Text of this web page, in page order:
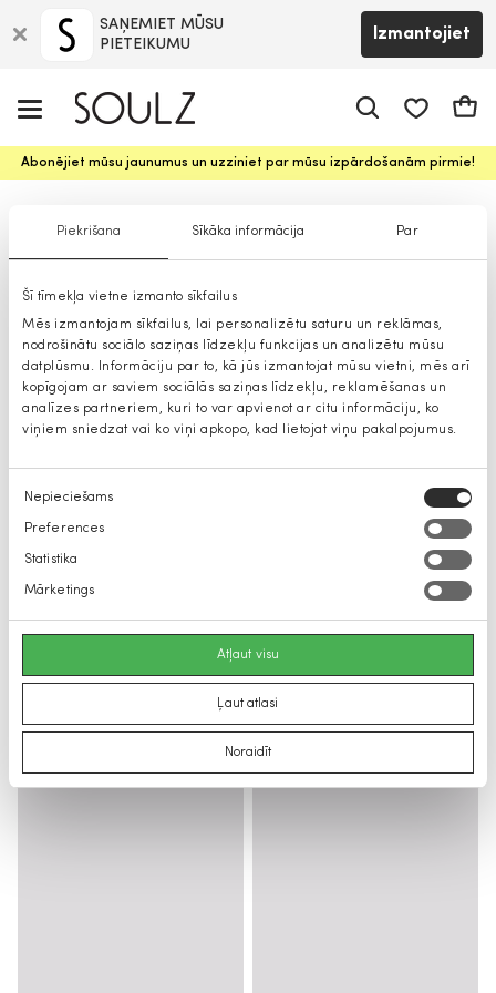
Piekrišana Sīkāka informācija Par
Šī tīmekļa vietne izmanto sīkfailus
Mēs izmantojam sīkfailus, lai personalizētu saturu un reklāmas,
nodrošinātu sociālo saziņas līdzekļu funkcijas un analizētu mūsu
datplūsmu. Informāciju par to, kā jūs izmantojat mūsu vietni, mēs arī
kopīgojam ar saviem sociālās saziņas līdzekļu, reklamēšanas un
analīzes partneriem, kuri to var apvienot ar citu informāciju, ko
viņiem sniedzat vai ko viņi apkopo, kad lietojat viņu pakalpojumus.
Piekrišanas
izvēle
Nepieciešams
Preferences
Statistika
Mārketings
Atļaut visu
Ļaut atlasi
Noraidīt
SAŅEMIET MŪSU
PIETEIKUMU
Izmantojiet
Abonējiet mūsu jaunumus un uzziniet par mūsu izpārdošanām pirmie!
Gerard Darel sieviešu aksesuāri